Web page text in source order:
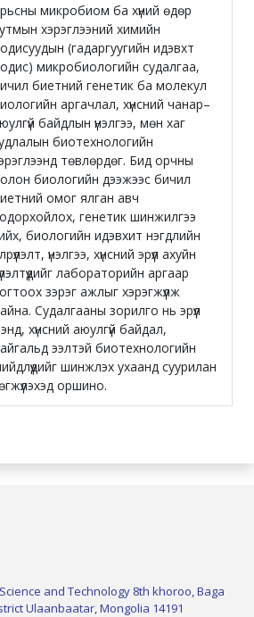
микробиом ба хүний өдөр
хэрэглээний химийн
(гадаргуугийн идэвхт
микробиологийн судалгаа,
биетний генетик ба молекул
аргачлал, хүнсний чанар–
байдлын үнэлгээ, мөн хаг
биотехнологийн
төвлөрдөг. Бид орчны
биологийн дээжээс бичил
омог ялган авч
генетик шинжилгээ
биологийн идэвхит нэгдлийн
үнэлгээ, хүнсний эрүүл ахуйн
лабораторийн аргаар
зэрэг ажлыг хэрэгжүүлж
Судалгааны зорилго нь эрүүл
хүнсний аюулгүй байдал,
ээлтэй биотехнологийн
шинжлэх ухаанд суурилан
оршино.
and Technology 8th khoroo, Baga
Ulaanbaatar, Mongolia 14191